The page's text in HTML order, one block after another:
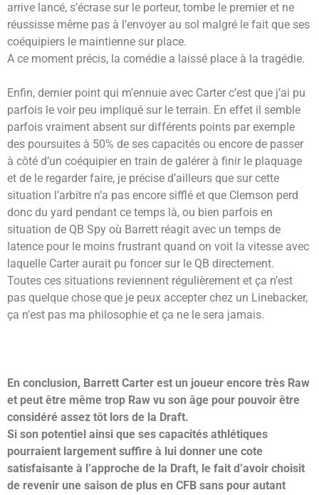
arrive lancé, s’écrase sur le porteur, tombe le premier et ne
réussisse même pas à l’envoyer au sol malgré le fait que ses
coéquipiers le maintienne sur place.
A ce moment précis, la comédie a laissé place à la tragédie.
Enfin, dernier point qui m’ennuie avec Carter c’est que j’ai pu
parfois le voir peu impliqué sur le terrain. En effet il semble
parfois vraiment absent sur différents points par exemple
des poursuites à 50% de ses capacités ou encore de passer
à côté d’un coéquipier en train de galérer à finir le plaquage
et de le regarder faire, je précise d’ailleurs que sur cette
situation l’arbitre n’a pas encore sifflé et que Clemson perd
donc du yard pendant ce temps là, ou bien parfois en
situation de QB Spy où Barrett réagit avec un temps de
latence pour le moins frustrant quand on voit la vitesse avec
laquelle Carter aurait pu foncer sur le QB directement.
Toutes ces situations reviennent régulièrement et ça n’est
pas quelque chose que je peux accepter chez un Linebacker,
ça n’est pas ma philosophie et ça ne le sera jamais.
En conclusion, Barrett Carter est un joueur encore très Raw
et peut être même trop Raw vu son âge pour pouvoir être
considéré assez tôt lors de la Draft.
Si son potentiel ainsi que ses capacités athlétiques
pourraient largement suffire à lui donner une cote
satisfaisante à l’approche de la Draft, le fait d’avoir choisit
de revenir une saison de plus en CFB sans pour autant